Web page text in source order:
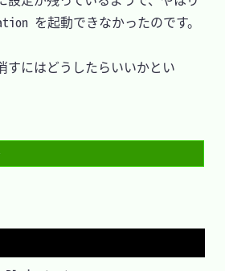
を起動できなかったのです。
すにはどうしたらいいかとい